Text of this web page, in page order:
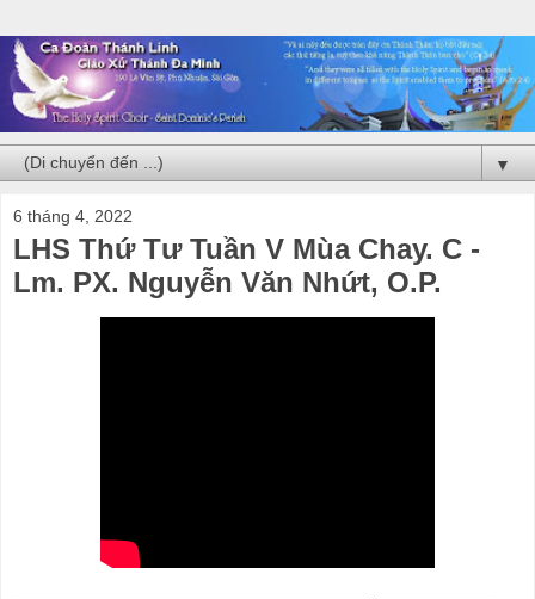
▼
6 tháng 4, 2022
LHS Thứ Tư Tuần V Mùa Chay. C -
Lm. PX. Nguyễn Văn Nhứt, O.P.